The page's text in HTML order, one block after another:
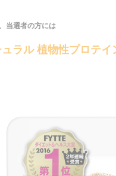
当選者の方には
ラル 植物性プロテイ